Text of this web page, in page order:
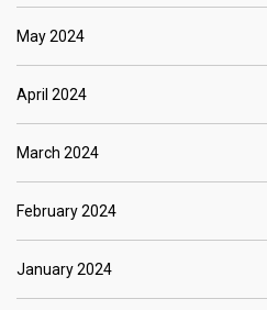
May 2024
April 2024
March 2024
February 2024
January 2024